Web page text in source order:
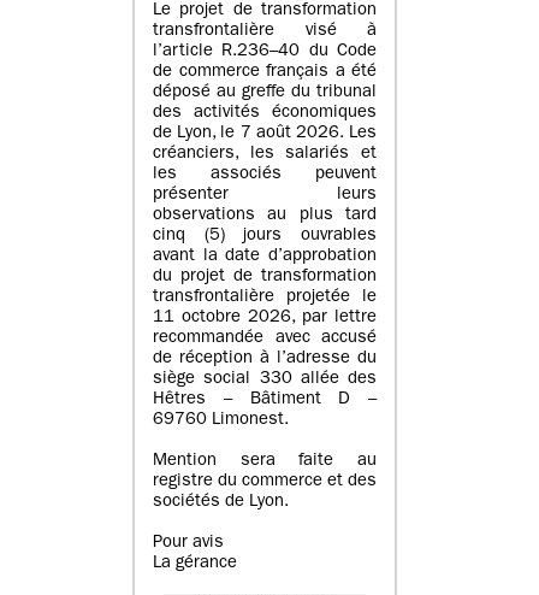
Le projet de transformation
transfrontalière visé à
l’article R.236–40 du Code
de commerce français a été
déposé au greffe du tribunal
des activités économiques
de Lyon, le 7 août 2026. Les
créanciers, les salariés et
les associés peuvent
présenter leurs
observations au plus tard
cinq (5) jours ouvrables
avant la date d’approbation
du projet de transformation
transfrontalière projetée le
11 octobre 2026, par lettre
recommandée avec accusé
de réception à l’adresse du
siège social 330 allée des
Hêtres – Bâtiment D –
69760 Limonest.
Mention sera faite au
registre du commerce et des
sociétés de Lyon.
Pour avis
La gérance